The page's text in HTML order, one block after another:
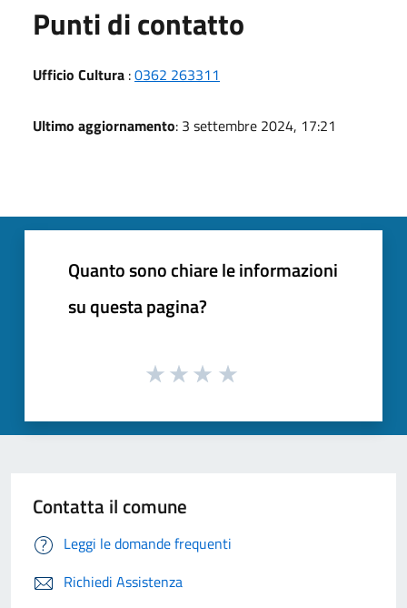
Punti di contatto
Ufficio Cultura :0362 263311
Ultimo aggiornamento: 3 settembre 2024, 17:21
Quanto sono chiare le informazioni
su questa pagina?
Contatta il comune
Leggi le domande frequenti
Richiedi Assistenza